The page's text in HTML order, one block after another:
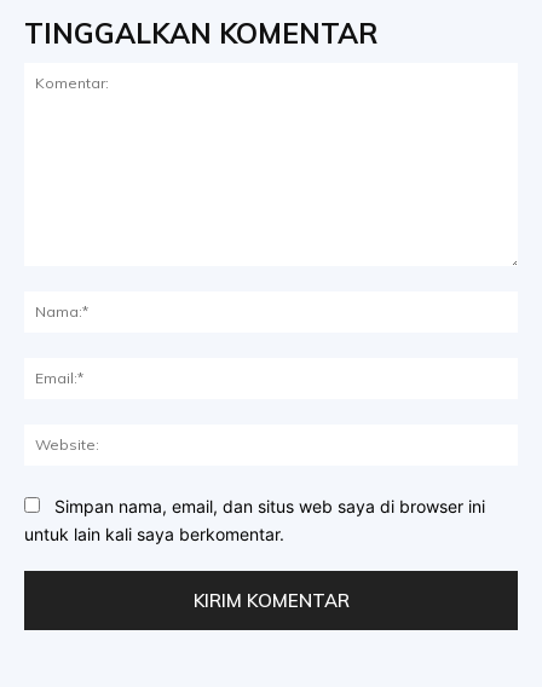
TINGGALKAN KOMENTAR
Simpan nama, email, dan situs web saya di browser ini
untuk lain kali saya berkomentar.